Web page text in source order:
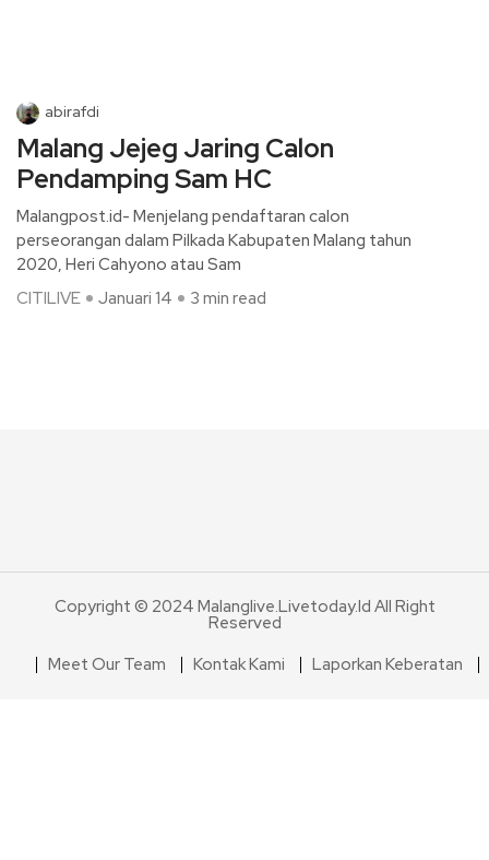
abirafdi
Malang Jejeg Jaring Calon
Pendamping Sam HC
Malangpost.id- Menjelang pendaftaran calon
perseorangan dalam Pilkada Kabupaten Malang tahun
2020, Heri Cahyono atau Sam
CITILIVE
Januari 14 3 min read
Copyright © 2024 Malanglive.livetoday.id All Right
Reserved
Meet Our Team
Kontak Kami Laporkan Keberatan